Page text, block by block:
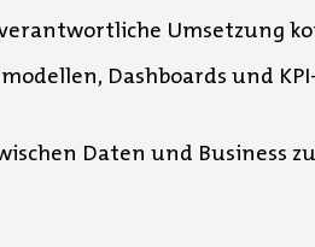
Umsetzung
Dashboards und
Daten und Business